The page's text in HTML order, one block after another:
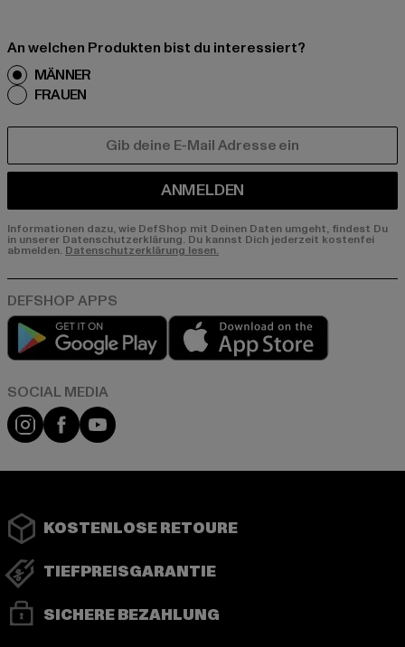
An welchen Produkten bist du interessiert?
MÄNNER
FRAUEN
ANMELDEN
Informationen dazu, wie DefShop mit Deinen Daten umgeht, findest Du
in unserer Datenschutzerklärung. Du kannst Dich jederzeit kostenfei
abmelden. Datenschutzerklärung lesen.
Play market
Instagram
FacebookYouTube
KOSTENLOSE RETOURE
TIEFPREISGARANTIE
SICHERE BEZAHLUNG